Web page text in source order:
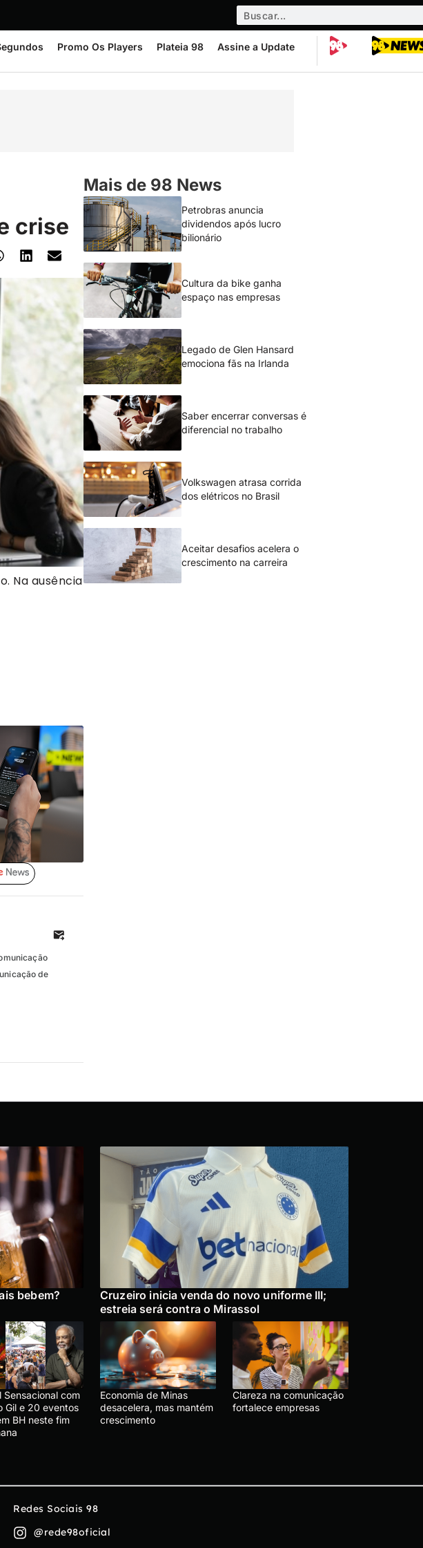
Promo Os Players Plateia 98 Assine a Update
crise
Na ausência
de
Mais de 98 News
Petrobras anuncia
dividendos após lucro
bilionário
Cultura da bike ganha
espaço nas empresas
Legado de Glen Hansard
emociona fãs na Irlanda
Saber encerrar conversas é
diferencial no trabalho
Volkswagen atrasa corrida
dos elétricos no Brasil
Aceitar desafios acelera o
crescimento na carreira
bebem?
Cruzeiro inicia venda do novo uniforme III;
estreia será contra o Mirassol
Sensacional com
Gil e 20 eventos
BH neste fim
Economia de Minas
desacelera, mas mantém
crescimento
Clareza na comunicação
fortalece empresas
Redes Sociais 98
@rede98oficial